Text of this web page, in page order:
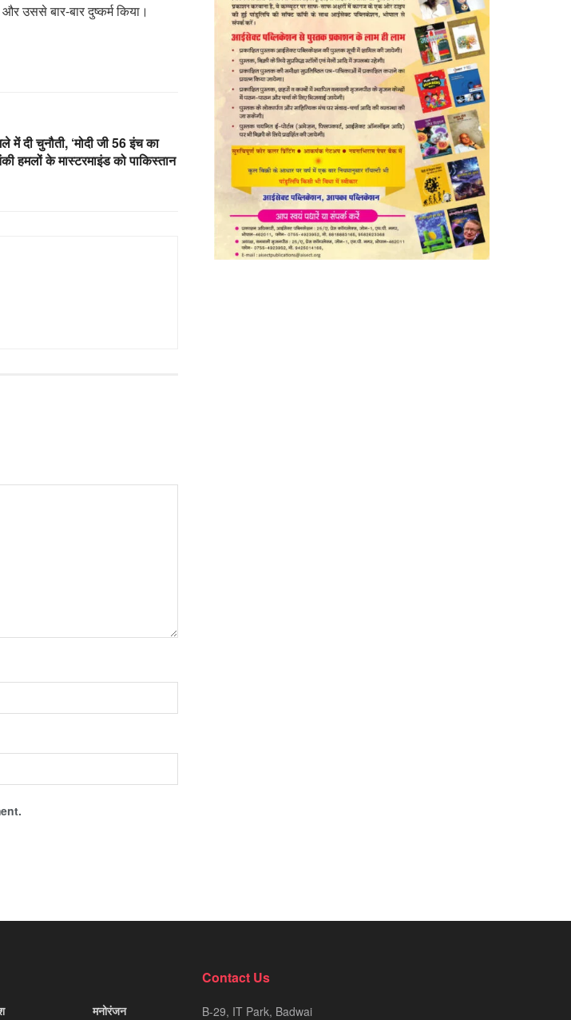
उससे बार-बार दुष्कर्म किया।
दी चुनौती, ‘मोदी जी 56 इंच का
हमलों के मास्टरमाइंड को पाकिस्तान
मनोरंजन
Contact Us
B-29, IT Park, Badwai